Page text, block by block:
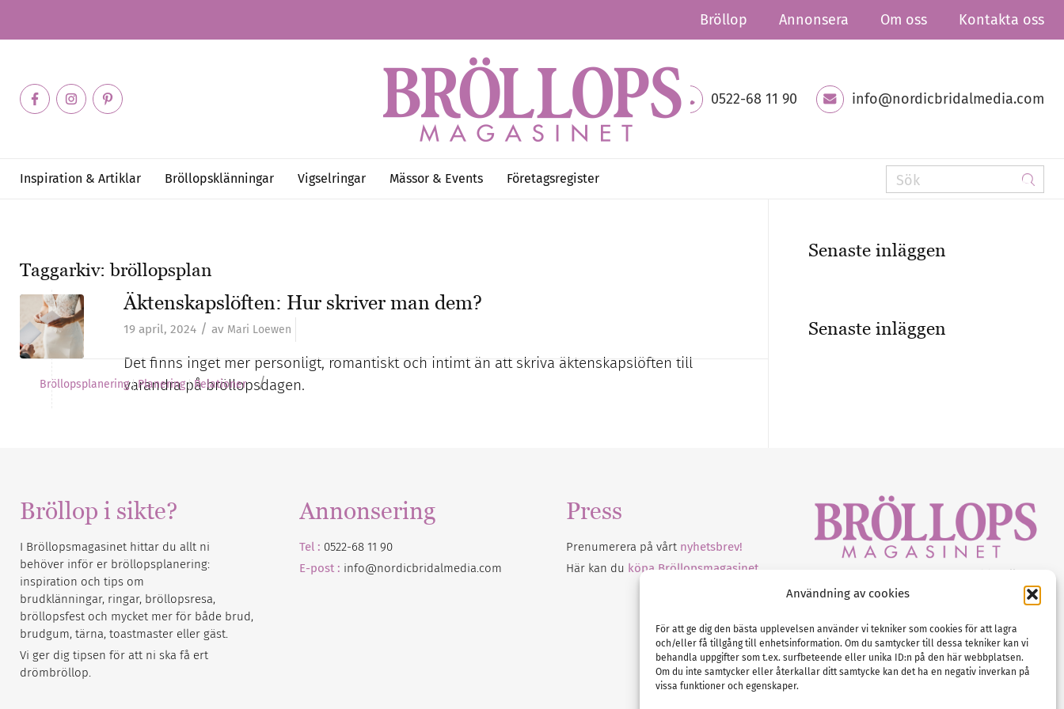
Användning av cookies
För att ge dig den bästa upplevelsen använder vi tekniker som cookies för att lagra
och/eller få tillgång till enhetsinformation. Om du samtycker till dessa tekniker kan vi
behandla uppgifter som t.ex. surfbeteende eller unika ID:n på den här webbplatsen.
Om du inte samtycker eller återkallar ditt samtycke kan det ha en negativ inverkan på
vissa funktioner och egenskaper.
Bröllop Annonsera Om oss Kontakta oss
0522-68 11 90 info@nordicbridalmedia.com
Inspiration & Artiklar Bröllopsklänningar Vigselringar Mässor & Events Företagsregister
Taggarkiv:bröllopsplan
Äktenskapslöften: Hur skriver man dem?
19 april, 2024 / av Mari Loewen
Det finns inget mer personligt, romantiskt och intimt än att skriva äktenskapslöften till
varandra på bröllopsdagen.
Bröllopsplanering Planering Relationer /
Senaste inläggen
Senaste inläggen
Bröllop i sikte?
I Bröllopsmagasinet hittar du allt ni
behöver inför er bröllopsplanering:
inspiration och tips om
brudklänningar, ringar, bröllopsresa,
bröllopsfest och mycket mer för både brud,
brudgum, tärna, toastmaster eller gäst.
Vi ger dig tipsen för att ni ska få ert
drömbröllop.
Annonsering
Tel : 0522-68 11 90
E-post : info@nordicbridalmedia.com
Press
Prenumerera på vårt nyhetsbrev!
Här kan du köpa Bröllopsmagasinet
Tel :0522-68 11 90
Nordic Bridal Media
(c) All rights reserved.
Org.nr: SE 5171000119